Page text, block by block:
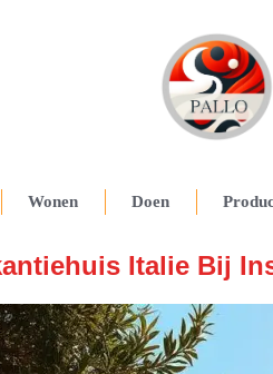
Wonen Doen
Italie Bij